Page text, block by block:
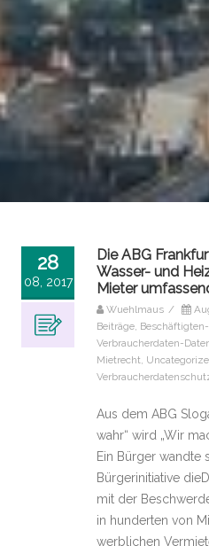
28
08, 2017
Die ABG
Wasser- und
Mieter
Wuehlmaus /
Beiträge,
Verbraucherdaten-
Mietrecht,
Aus dem ABG
wahr“ wird „Wir
Ein Bürger wandte
Bürgerinitiative
mit der
in hunderten von
werblichen